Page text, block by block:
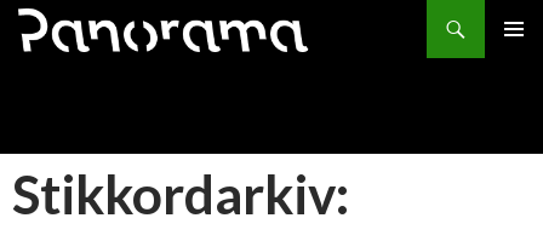
Søk
HOPP
Stikkordarkiv: